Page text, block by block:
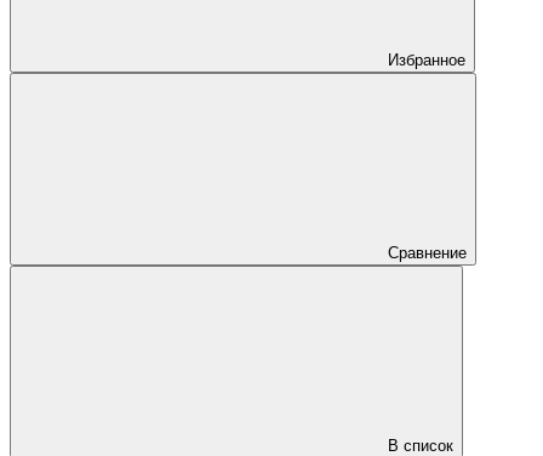
Избранное
Сравнение
В список